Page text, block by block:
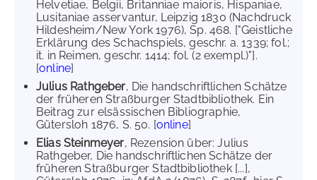
Helvetiae, Belgii, Britanniae maioris, Hispaniae,
Lusitaniae asservantur, Leipzig 1830 (Nachdruck
Hildesheim/New York 1976), Sp. 468. ["Geistliche
Erklärung des Schachspiels, geschr. a. 1339; fol.;
it. in Reimen, geschr. 1414; fol. (2 exempl.)"].
[online]
Julius Rathgeber, Die handschriftlichen Schätze
der früheren Straßburger Stadtbibliothek. Ein
Beitrag zur elsässischen Bibliographie,
Gütersloh 1876, S. 50. [online]
Elias Steinmeyer, Rezension über: Julius
Rathgeber, Die handschriftlichen Schätze der
früheren Straßburger Stadtbibliothek [...],